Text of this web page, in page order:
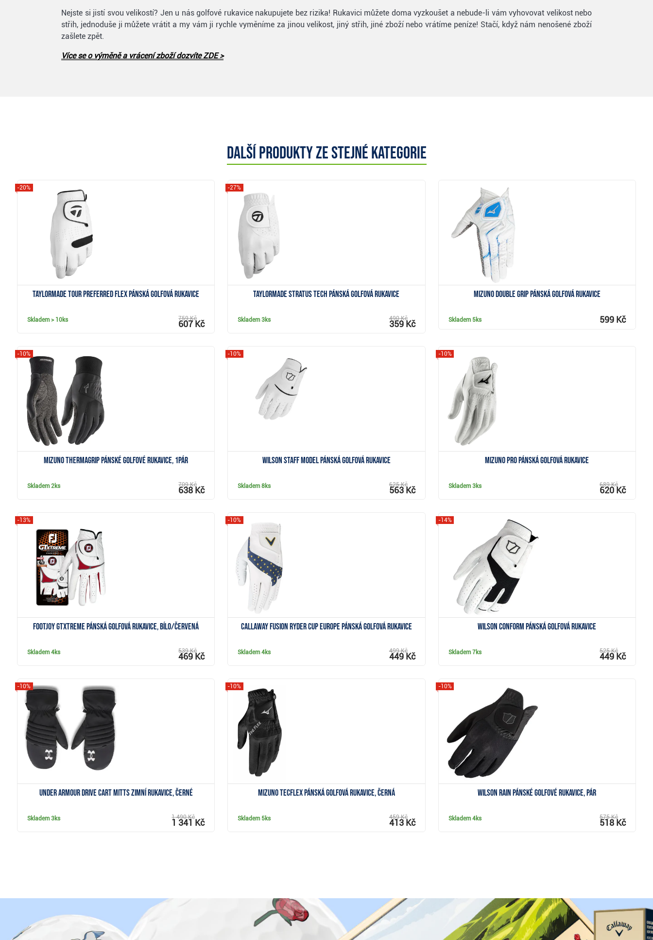
Nejste si jistí svou velikostí? Jen u nás golfové rukavice nakupujete bez rizika! Rukavici můžete doma vyzkoušet a nebude-li vám vyhovovat velikost nebo
střih, jednoduše ji můžete vrátit a my vám ji rychle vyměníme za jinou velikost, jiný střih, jiné zboží nebo vrátíme peníze! Stačí, když nám nenošené zboží
zašlete zpět.
Více se o výměně a vrácení zboží dozvíte ZDE >
Další produkty ze stejné kategorie
TaylorMade Tour Preferred Flex pánská golfová rukavice
-20%
Skladem> 10ks 759 Kč
607 Kč
TaylorMade Stratus Tech pánská golfová rukavice
-27%
Skladem3ks 490 Kč
359 Kč
Mizuno Double Grip pánská golfová rukavice
Skladem 5ks 599 Kč
Mizuno Thermagrip pánské golfové rukavice, 1pár
-10%
Skladem2ks 709 Kč
638 Kč
Wilson Staff Model pánská golfová rukavice
-10%
Skladem8ks 625 Kč
563 Kč
Mizuno Pro pánská golfová rukavice
-10%
Skladem3ks 689 Kč
620 Kč
FootJoy GTxtreme pánská golfová rukavice, bílo/červená
-13%
Skladem4ks 539 Kč
469 Kč
Callaway Fusion Ryder Cup Europe pánská golfová rukavice
-10%
Skladem4ks 499 Kč
449 Kč
Wilson Conform pánská golfová rukavice
-14%
Skladem7ks 525 Kč
449 Kč
Zobrazit
Under Armour Drive cart mitts zimní rukavice, černé
-10%
Skladem3ks 1 490 Kč
1 341 Kč
Zobrazit
Mizuno TecFlex pánská golfová rukavice, černá
-10%
Skladem 5ks 459 Kč
413 Kč
Wilson Rain pánské golfové rukavice, pár
-10%
Skladem4ks 575 Kč
518 Kč
Zobrazit